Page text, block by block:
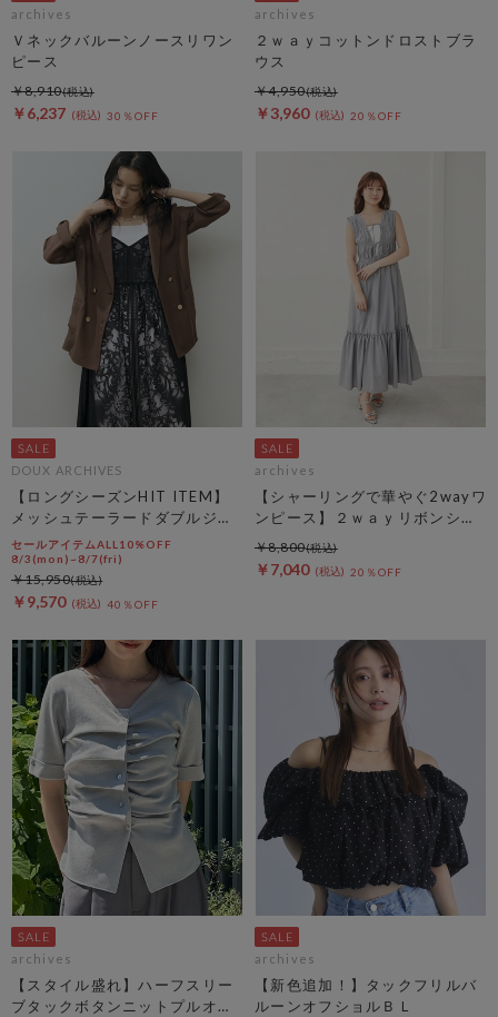
archives
Ｖネックバルーンノースリワン
ピース
￥6,237 30％OFF
￥8,910
archives
２ｗａｙコットンドロストブラ
ウス
￥3,960 20％OFF
￥4,950
DOUX ARCHIVES
【ロングシーズンHIT ITEM】
メッシュテーラードダブルジャ
ケット
セールアイテムALL10%OFF
8/3(mon)~8/7(fri)
￥9,570 40％OFF
￥15,950
archives
【シャーリングで華やぐ2wayワ
ンピース】２ｗａｙリボンシャ
ーリングノースリワンピース
￥7,040 20％OFF
￥8,800
archives
【スタイル盛れ】ハーフスリー
ブタックボタンニットプルオー
archives
【新色追加！】タックフリルバ
ルーンオフショルＢＬ